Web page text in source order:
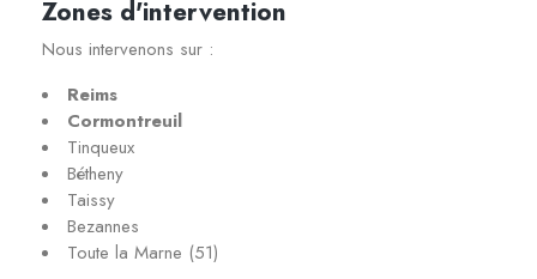
Zones d'intervention
Nous intervenons sur :
Reims
Cormontreuil
Tinqueux
Bétheny
Taissy
Bezannes
Toute la Marne (51)